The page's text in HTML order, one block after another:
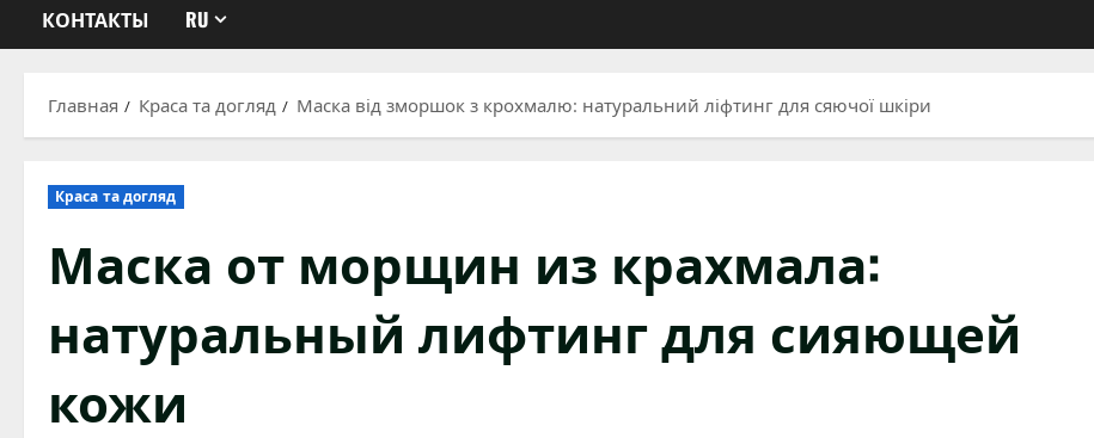
КОНТАКТЫ RU
Главная Краса та догляд Маска від зморшок з крохмалю: натуральний ліфтинг для сяючої шкіри
Краса та догляд
Маска от морщин из крахмала:
натуральный лифтинг для сияющей
кожи